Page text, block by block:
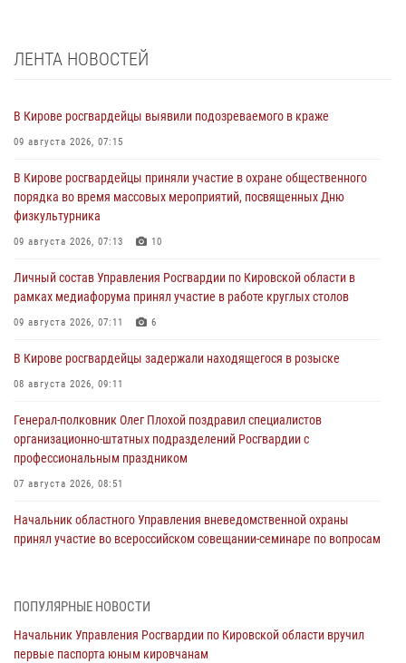
ЛЕНТА НОВОСТЕЙ
В Кирове росгвардейцы выявили подозреваемого в краже
09 августа 2026, 07:15
В Кирове росгвардейцы приняли участие в охране общественного
порядка во время массовых мероприятий, посвященных Дню
физкультурника
09 августа 2026, 07:13 10
Личный состав Управления Росгвардии по Кировской области в
рамках медиафорума принял участие в работе круглых столов
09 августа 2026, 07:11 6
В Кирове росгвардейцы задержали находящегося в розыске
08 августа 2026, 09:11
Генерал-полковник Олег Плохой поздравил специалистов
организационно-штатных подразделений Росгвардии с
профессиональным праздником
07 августа 2026, 08:51
Начальник областного Управления вневедомственной охраны
принял участие во всероссийском совещании-семинаре по вопросам
инструмента
ПОПУЛЯРНЫЕ НОВОСТИ
Начальник Управления Росгвардии по Кировской области вручил
первые паспорта юным кировчанам